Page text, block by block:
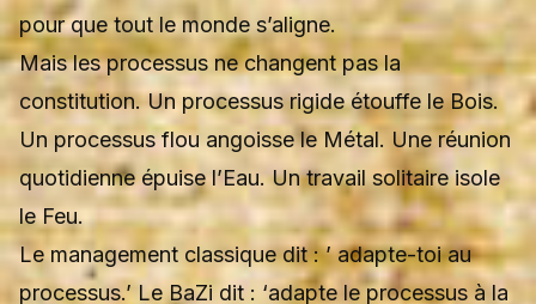
pour que tout le monde s’aligne.
Mais les processus ne changent pas la
constitution. Un processus rigide étouffe le Bois.
Un processus flou angoisse le Métal. Une réunion
quotidienne épuise l’Eau. Un travail solitaire isole
le Feu.
Le management classique dit : ’ adapte-toi au
processus.’ Le BaZi dit : ‘adapte le processus à la